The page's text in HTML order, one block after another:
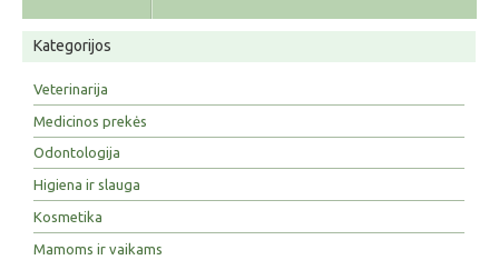
Kategorijos
Veterinarija
Medicinos prekės
Odontologija
Higiena ir slauga
Kosmetika
Mamoms ir vaikams